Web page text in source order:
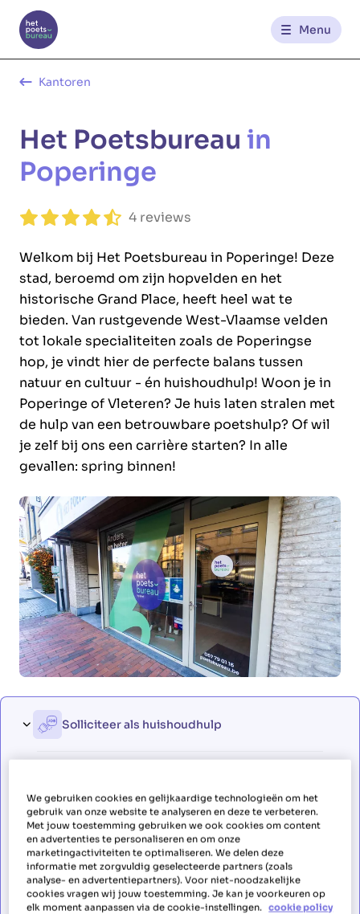
Menu
Glowi Glowi Jobs Het Poetsbureau
Kantoren
Werknemerszone
Klantenzone
Kantoren
Het Poetsbureau in
Poperinge
4 reviews
Welkom bij Het Poetsbureau in Poperinge! Deze
stad, beroemd om zijn hopvelden en het
historische Grand Place, heeft heel wat te
bieden. Van rustgevende West-Vlaamse velden
tot lokale specialiteiten zoals de Poperingse
hop, je vindt hier de perfecte balans tussen
natuur en cultuur - én huishoudhulp! Woon je in
Poperinge of Vleteren? Je huis laten stralen met
de hulp van een betrouwbare poetshulp? Of wil
je zelf bij ons een carrière starten? In alle
gevallen: spring binnen!
Solliciteer als huishoudhulp
Solliciteer als huishoudhulp in
regio Poperinge
Voornaam
We gebruiken cookies en gelijkaardige technologieën om het
gebruik van onze website te analyseren en deze te verbeteren.
Met jouw toestemming gebruiken we ook cookies om content
en advertenties te personaliseren en om onze
marketingactiviteiten te optimaliseren. We delen deze
informatie met zorgvuldig geselecteerde partners (zoals
analyse- en advertentiepartners). Voor niet-noodzakelijke
cookies vragen wij jouw toestemming. Je kan je voorkeuren op
elk moment aanpassen via de cookie-instellingen. cookie policy